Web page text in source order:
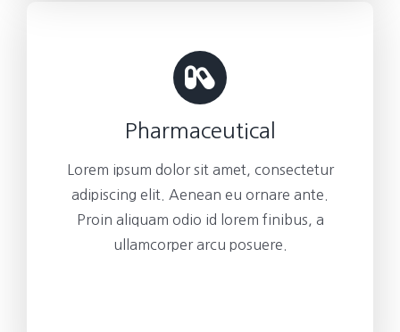
Pharmaceutical
Lorem ipsum dolor sit amet, consectetur
adipiscing elit. Aenean eu ornare ante.
Proin aliquam odio id lorem finibus, a
ullamcorper arcu posuere.